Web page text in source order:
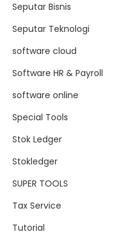
Seputar Bisnis
Seputar Teknologi
software cloud
Software HR & Payroll
software online
Special Tools
Stok Ledger
Stokledger
SUPER TOOLS
Tax Service
Tutorial